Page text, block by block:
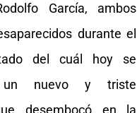
García, ambos
durante el
del cuál hoy se
un nuevo y triste
desembocó en la